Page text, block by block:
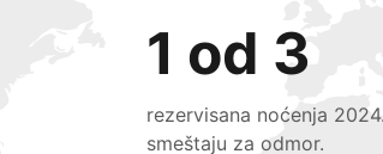
1 od 3
rezervisana noćenja
smeštaju za odmor.